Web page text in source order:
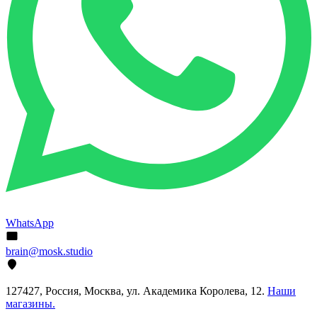
WhatsApp
brain@mosk.studio
127427, Россия, Москва, ул. Академика Королева, 12. Наши
магазины.